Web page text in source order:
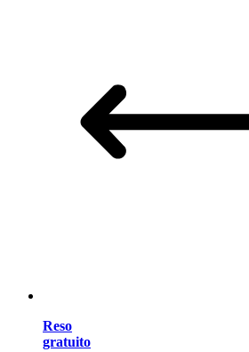
Reso
gratuito